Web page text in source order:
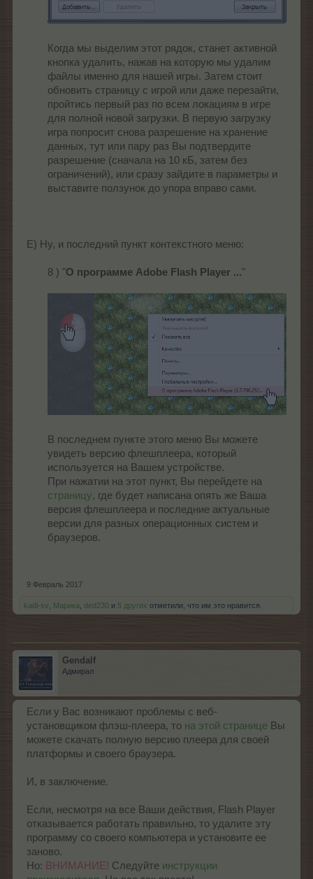
Когда мы выделим этот рядок, станет активной
кнопка удалить, нажав на которую мы удалим
файлы именно для нашей игры. Затем стоит
обновить страницу с игрой или даже перезайти,
пройтись первый раз по всем локациям в игре
для полной новой загрузки. В первую загрузку
игра попросит снова разрешение на хранение
данных, тут или пару раз Вы подтвердите
разрешение (сначала на 10 кБ, затем без
ограничений), или сразу зайдите в параметры и
выставите ползунок до упора вправо сами.
Е) Ну, и последний пункт контекстного меню:
8 ) "О программе Adobe Flash Player ..."
В последнем пункте этого меню Вы можете
увидеть версию флешплеера, который
используется на Вашем устройстве.
При нажатии на этот пункт, Вы перейдете на
страницу, где будет написана опять же Ваша
версия флешплеера и последние актуальные
версии для разных операционных систем и
браузеров.
9 Февраль 2017
kadi-sv Марика ded230 и 5 других отметили, что им это нравится.
Gendalf
Адмирал
Если у Вас возникают проблемы с веб-
установщиком флэш-плеера, то на этой странице Вы
можете скачать полную версию плеера для своей
платформы и своего браузера.
И, в заключение.
Если, несмотря на все Ваши действия, Flash Player
отказывается работать правильно, то удалите эту
программу со своего компьютера и установите ее
заново.
Но: ВНИМАНИЕ! Следуйте инструкции